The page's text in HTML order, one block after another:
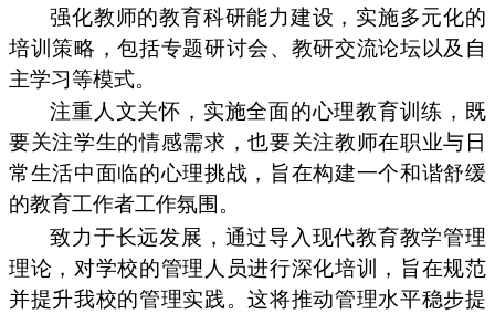
强化教师的教育科研能力建设，实施多元化的
培训策略，包括专题研讨会、教研交流论坛以及自
主学习等模式。
注重人文关怀，实施全面的心理教育训练，既
要关注学生的情感需求，也要关注教师在职业与日
常生活中面临的心理挑战，旨在构建一个和谐舒缓
的教育工作者工作氛围。
致力于长远发展，通过导入现代教育教学管理
理论，对学校的管理人员进行深化培训，旨在规范
并提升我校的管理实践。这将推动管理水平稳步提